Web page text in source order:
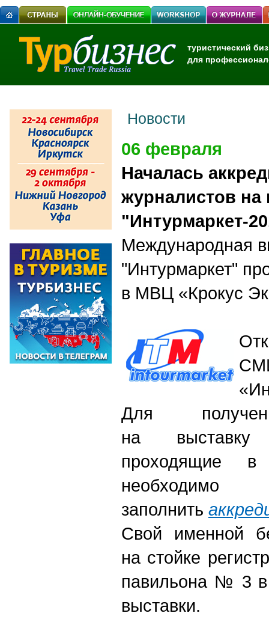
туристический
для
Новости
06 февраля
Началась
журналистов на
"Интурмаркет-
Международная
"Интурмаркет"
в МВЦ «Крокус
Для
на
проходящие в
необходимо
заполнить
Свой именной
на стойке
павильона № 3
выставки.